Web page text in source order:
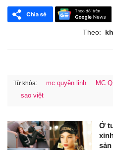
Theo:
Từ khóa: mc quyền linh
MC
sao việt
Ở